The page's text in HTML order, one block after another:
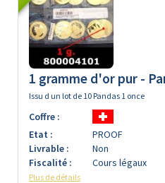
1 gramme d'or pur -
Issu d un lot de 10 Pandas 1 once
Coffre :
Etat :
PROOF
Livrable :
Non
Fiscalité :
Cours légaux
Plus de détails